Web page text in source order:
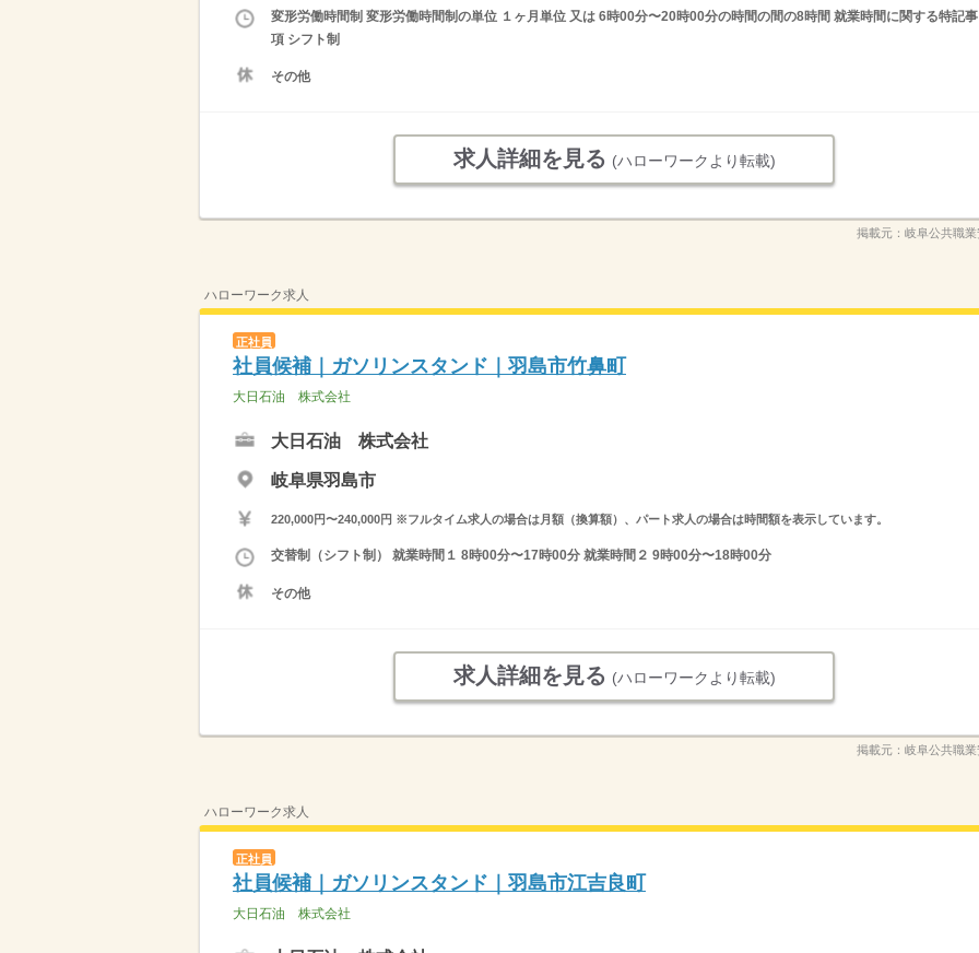
変形労働時間制 変形労働時間制の単位 １ヶ月単位 又は 6時00分〜20時00分の時間の間の8時間 就業時間に関する特記事
項 シフト制
その他
求人詳細を見る (ハローワークより転載)
掲載元： 岐阜公共職
ハローワーク求人
正社員
社員候補｜ガソリンスタンド｜羽島市竹鼻町
大日石油 株式会社
大日石油 株式会社
岐阜県羽島市
220,000円〜240,000円 ※フルタイム求人の場合は月額（換算額）、パート求人の場合は時間額を表示しています。
交替制（シフト制） 就業時間１ 8時00分〜17時00分 就業時間２ 9時00分〜18時00分
その他
求人詳細を見る (ハローワークより転載)
掲載元： 岐阜公共職
ハローワーク求人
正社員
社員候補｜ガソリンスタンド｜羽島市江吉良町
大日石油 株式会社